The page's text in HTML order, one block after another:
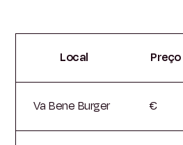
Local Preço
Va Bene Burger €